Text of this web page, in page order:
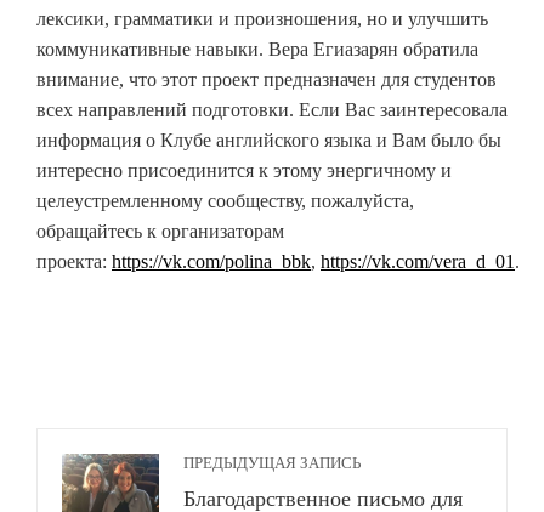
лексики, грамматики и произношения, но и улучшить
коммуникативные навыки. Вера Егиазарян обратила
внимание, что этот проект предназначен для студентов
всех направлений подготовки. Если Вас заинтересовала
информация о Клубе английского языка и Вам было бы
интересно присоединится к этому энергичному и
целеустремленному сообществу, пожалуйста,
обращайтесь к организаторам
проекта: https://vk.com/polina_bbk, https://vk.com/vera_d_01 .
ПРЕДЫДУЩАЯ ЗАПИСЬ
Благодарственное письмо для